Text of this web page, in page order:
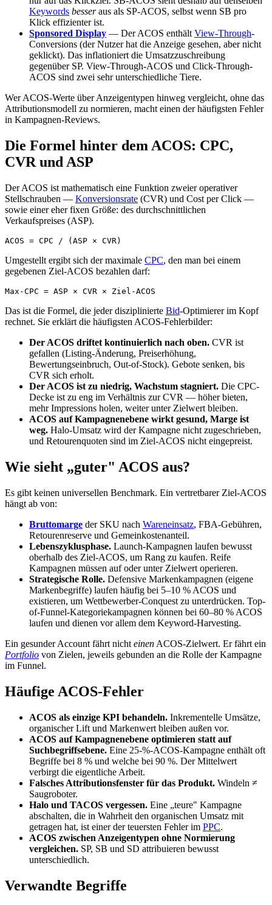
Keywords besseraus als SP-ACOS, selbst wenn SB pro
Klick effizienter ist.
Sponsored Display — Der ACOS enthält View-Through-
Conversions (der Nutzer hat die Anzeige gesehen, aber nicht
geklickt). Das inflationiert die Umsatzzuschreibung
gegenüber SP. View-Through-ACOS und Click-Through-
ACOS sind zwei sehr unterschiedliche Tiere.
Wer ACOS-Werte über Anzeigentypen hinweg vergleicht, ohne das
Attributionsmodell zu normieren, macht einen der häufigsten Fehler
in Kampagnen-Reviews.
Die Formel hinter dem ACOS: CPC,
CVR und ASP
Der ACOS ist mathematisch eine Funktion zweier operativer
Stellschrauben — Konversionsrate (CVR) und Cost per Click —
sowie einer eher fixen Größe: des durchschnittlichen
Verkaufspreises (ASP).
Umgestellt ergibt sich der maximale CPC, den man bei einem
gegebenen Ziel-ACOS bezahlen darf:
Das ist die Formel, die jeder disziplinierte Bid-Optimierer im Kopf
rechnet. Sie erklärt die häufigsten ACOS-Fehlerbilder:
Der ACOS driftet kontinuierlich nach oben. CVR ist
gefallen (Listing-Änderung, Preiserhöhung,
Bewertungseinbruch, Out-of-Stock). Gebote senken, bis
CVR sich erholt.
Der ACOS ist zu niedrig, Wachstum stagniert. Die CPC-
Decke ist zu eng im Verhältnis zur CVR — höher bieten,
mehr Impressions holen, weiter unter Zielwert bleiben.
ACOS auf Kampagnenebene wirkt gesund, Marge ist
weg. Halo-Umsatz wird der Kampagne nicht zugeschrieben,
und Retourenquoten sind im Ziel-ACOS nicht eingepreist.
Wie sieht „guter" ACOS aus?
Es gibt keinen universellen Benchmark. Ein vertretbarer Ziel-ACOS
hängt ab von:
Bruttomarge der SKU nach Wareneinsatz, FBA-Gebühren,
Retourenreserve und Gemeinkostenanteil.
Lebenszyklusphase. Launch-Kampagnen laufen bewusst
oberhalb des Ziel-ACOS, um Rang zu kaufen. Reife
Kampagnen müssen auf oder unter Zielwert operieren.
Strategische Rolle. Defensive Markenkampagnen (eigene
Markenbegriffe) laufen häufig bei 5–10 % ACOS und
existieren, um Wettbewerber-Conquest zu unterdrücken. Top-
of-Funnel-Kategoriekampagnen können bei 60–80 % ACOS
laufen und dienen vor allem dem Keyword-Harvesting.
Ein gesunder Account fährt nicht einen ACOS-Zielwert. Er fährt ein
Portfolio von Zielen, jeweils gebunden an die Rolle der Kampagne
im Funnel.
Häufige ACOS-Fehler
ACOS als einzige KPI behandeln. Inkrementelle Umsätze,
organischer Lift und Markenwert bleiben außen vor.
ACOS auf Kampagnenebene optimieren statt auf
Suchbegriffsebene. Eine 25-%-ACOS-Kampagne enthält oft
Begriffe bei 8 % und welche bei 90 %. Der Mittelwert
verbirgt die eigentliche Arbeit.
Falsches Attributionsfenster für das Produkt. Windeln ≠
Saugroboter.
Halo und TACOS vergessen. Eine „teure" Kampagne
abschalten, die in Wahrheit den organischen Umsatz mit
getragen hat, ist einer der teuersten Fehler im PPC.
ACOS zwischen Anzeigentypen ohne Normierung
vergleichen. SP, SB und SD attribuieren bewusst
unterschiedlich.
Verwandte Begriffe